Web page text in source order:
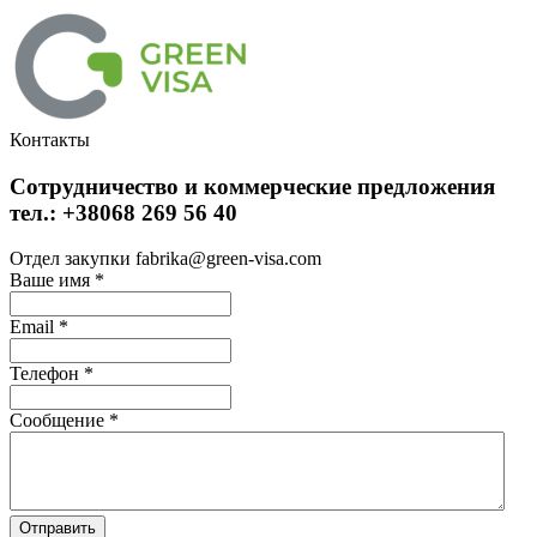
Контакты
Сотрудничество и коммерческие предложения
тел.: +38068 269 56 40
Отдел закупки fabrika@green-visa.com
Ваше имя *
Email *
Телефон *
Сообщение *
Отправить